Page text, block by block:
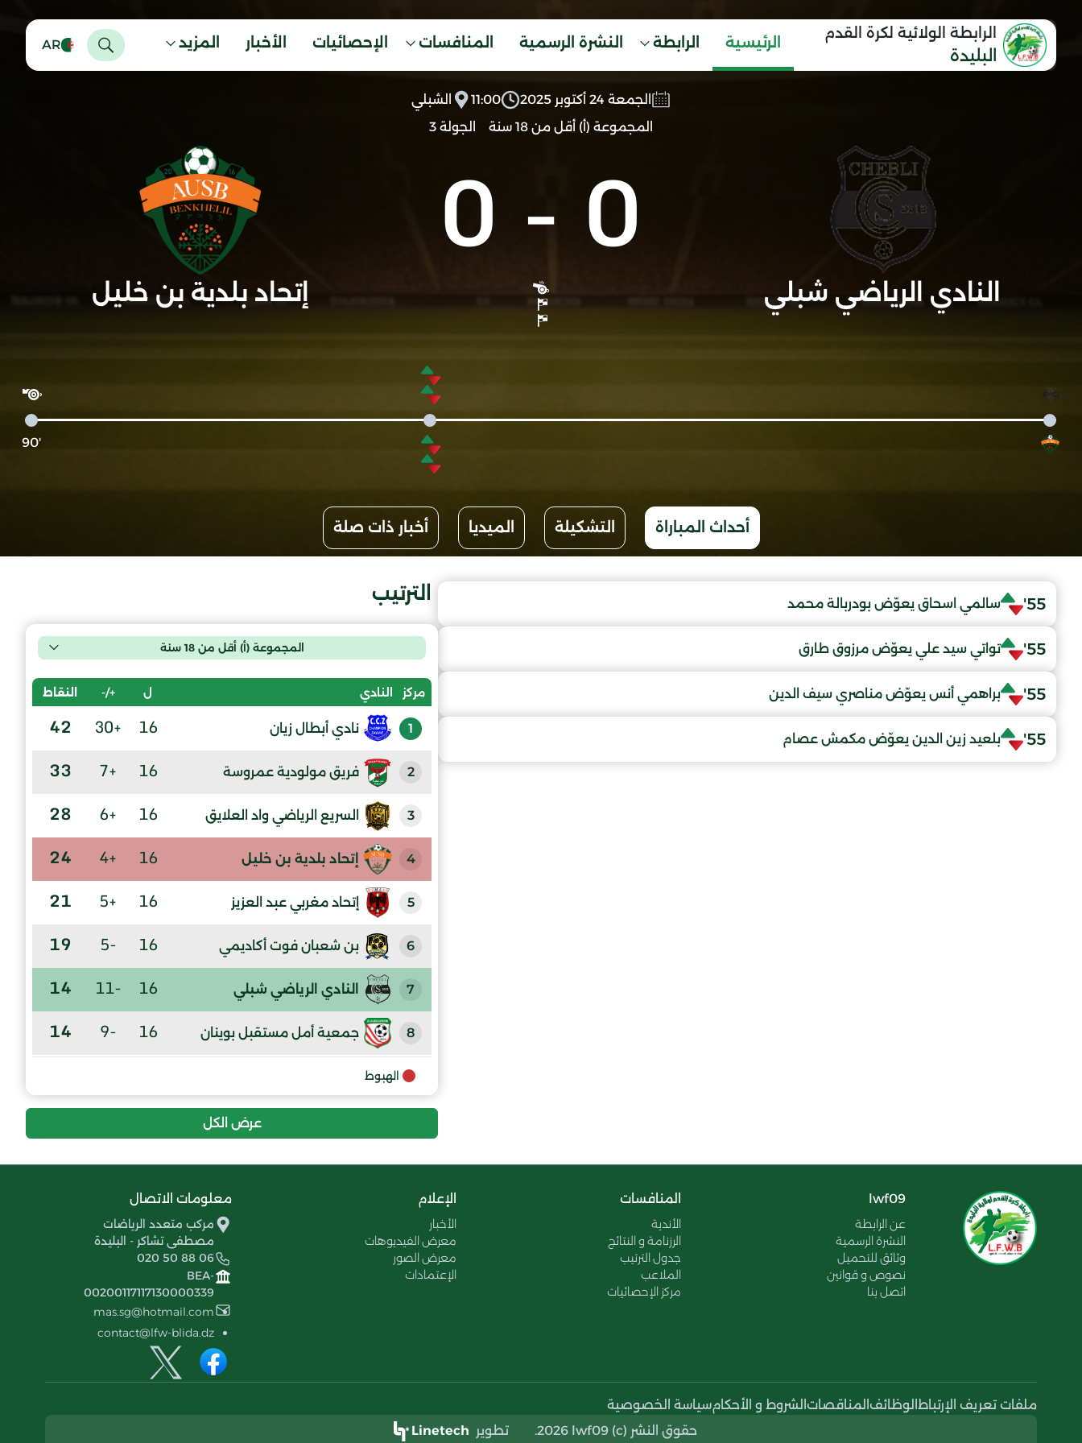
الرابطة الولائية لكرة القدم
البليدة
الرئيسية الرابطة النشرة الرسمية المنافسات الإحصائيات الأخبار المزيد AR
الجمعة 24 أكتوبر 2025 11:00
الشبلي
المجموعة (أ) أقل من 18 سنة
الجولة 3
النادي الرياضي شبلي
0
-
0
إتحاد بلدية بن خليل
'90
أحداث المباراة التشكيلة الميديا أخبار ذات صلة
55' سالمي اسحاق يعوّض بودربالة محمد
55' تواتي سيد علي يعوّض مرزوق طارق
55' براهمي أنس يعوّض مناصري سيف الدين
55' بلعيد زين الدين يعوّض مكمش عصام
الترتيب
المجموعة (أ) أقل من 18 سنة
مركز النادي ل +/- النقاط
1 نادي أبطال زيان 16
+30
42
2 فريق مولودية عمروسة 16
+7
33
3 السريع الرياضي واد العلايق 16
+6
28
4 إتحاد بلدية بن خليل 16
+4
24
5 إتحاد مغربي عبد العزيز 16
+5
21
6 بن شعبان فوت أكاديمي 16
-5
19
7 النادي الرياضي شبلي 16
-11
14
8 جمعية أمل مستقبل بوينان 16
-9
14
9 الهبوط
عرض الكل
lwf09
عن الرابطة
النشرة الرسمية
وثائق للتحميل
نصوص و قوانين
اتصل بنا
المنافسات
الأندية
الرزنامة و النتائج
جدول الترتيب
الملاعب
مركز الإحصائيات
الإعلام
الأخبار
معرض الفيديوهات
معرض الصور
الإعتمادات
معلومات الاتصال
مركب متعدد الرياضات
مصطفى تشاكر - البليدة
020 50 88 06
BEA-
00200117117130000339
mas.sg@hotmail.com
contact@lfw-blida.dz
ملفات تعريف الإرتباط الوظائف المناقصات الشروط و الأحكامسياسة الخصوصية
حقوق النشر (c) 2026 lwf09.
تطوير Linetech